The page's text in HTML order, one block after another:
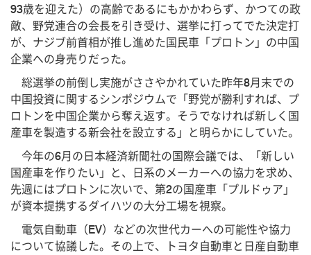
93歳を迎えた）の高齢であるにもかかわらず、かつての政
敵、野党連合の会長を引き受け、選挙に打ってでた決定打
が、ナジブ前首相が推し進めた国民車「プロトン」の中国
企業への身売りだった。
総選挙の前倒し実施がささやかれていた昨年8月末での
中国投資に関するシンポジウムで「野党が勝利すれば、プ
ロトンを中国企業から奪え返す。そうでなければ新しく国
産車を製造する新会社を設立する」と明らかにしていた。
今年の6月の日本経済新聞社の国際会議では、「新しい
国産車を作りたい」と、日系のメーカーへの協力を求め、
先週にはプロトンに次いで、第2の国産車「プルドゥア」
が資本提携するダイハツの大分工場を視察。
電気自動車（EV）などの次世代カーへの可能性や協力
について協議した。その上で、トヨタ自動車と日産自動車